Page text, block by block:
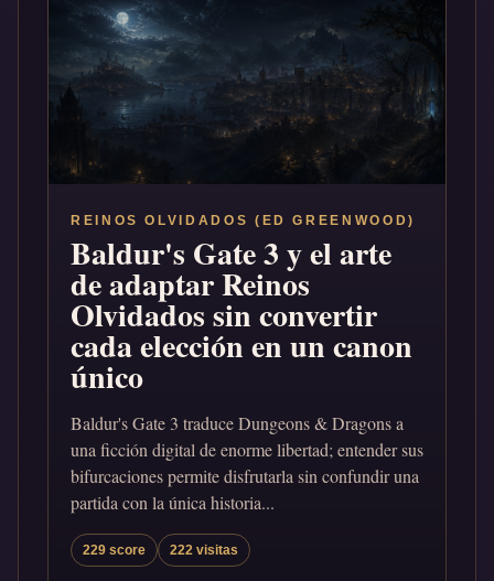
REINOS OLVIDADOS (ED GREENWOOD)
Baldur's Gate 3 y el arte
de adaptar Reinos
Olvidados sin convertir
cada elección en un canon
único
Baldur's Gate 3 traduce Dungeons & Dragons a
una ficción digital de enorme libertad; entender sus
bifurcaciones permite disfrutarla sin confundir una
partida con la única historia...
229 score 222 visitas